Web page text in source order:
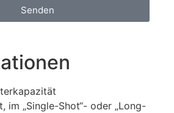
Senden
im „Single-Shot“- oder „Long-